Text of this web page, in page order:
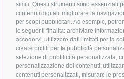
simili. Questi strumenti sono essenziali
contenuti digitali, migliorare la
per scopi pubblicitari. Ad esempio,
le seguenti finalità: archiviare
accedervi, utilizzare dati limitati per la
creare profili per la pubblicità
selezione di pubblicità personalizzata,
personalizzazione dei contenuti,
contenuti personalizzati, misurare le